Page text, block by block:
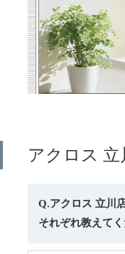
アクロス
Q.アクロス 立川
それぞれ教えてく